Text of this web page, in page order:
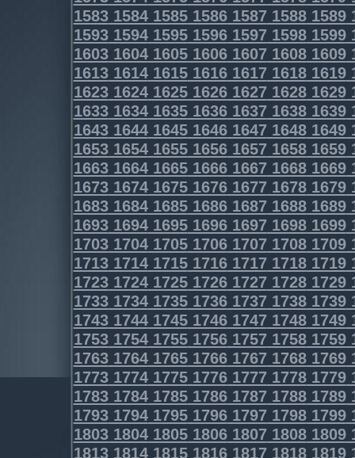
1583158415851586158715881589
1593159415951596159715981599
1603160416051606160716081609
1613161416151616161716181619
1623162416251626162716281629
1633163416351636163716381639
1643164416451646164716481649
1653165416551656165716581659
1663166416651666166716681669
1673167416751676167716781679
1683168416851686168716881689
1693169416951696169716981699
1703170417051706170717081709
1713171417151716171717181719
1723172417251726172717281729
1733173417351736173717381739
1743174417451746174717481749
1753175417551756175717581759
1763176417651766176717681769
1773177417751776177717781779
1783178417851786178717881789
1793179417951796179717981799
1803180418051806180718081809
1813181418151816181718181819